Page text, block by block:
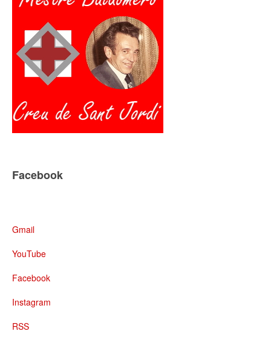
Facebook
Gmail
YouTube
Facebook
Instagram
RSS